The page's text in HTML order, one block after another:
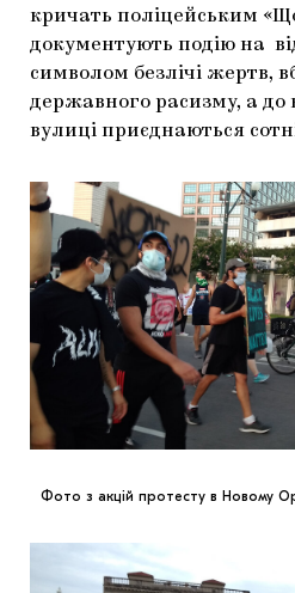
кричать поліцейським
документують подію на
символом безлічі жертв,
державного расизму, а до
вулиці приєднаються
Фото з акцій протесту в Новому